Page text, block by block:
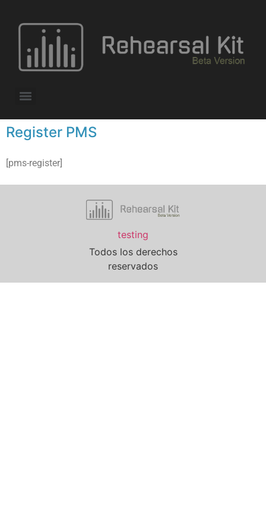
Register PMS
[pms-register]
testing
Todos los derechos
reservados